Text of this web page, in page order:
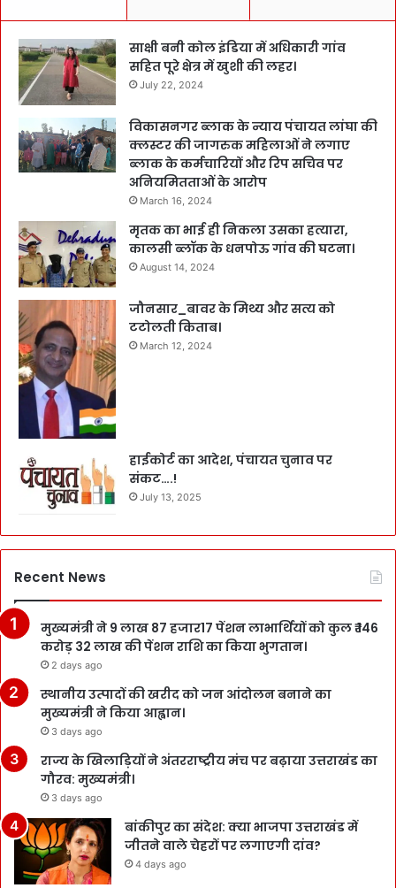
साक्षी बनी कोल इंडिया में अधिकारी गांव
सहित पूरे क्षेत्र में खुशी की लहर।
July 22, 2024
विकासनगर ब्लाक के न्याय पंचायत लांघा की
क्लस्टर की जागरुक महिलाओं ने लगाए
ब्लाक के कर्मचारियों और रिप सचिव पर
अनियमितताओं के आरोप
March 16, 2024
मृतक का भाई ही निकला उसका हत्यारा,
कालसी ब्लॉक के धनपोऊ गांव की घटना।
August 14, 2024
जौनसार_बावर के मिथ्य और सत्य को
टटोलती किताब।
March 12, 2024
हाईकोर्ट का आदेश, पंचायत चुनाव पर
संकट….!
July 13, 2025
Recent News
मुख्यमंत्री ने 9 लाख 87 हजार17 पेंशन लाभार्थियों को कुल ₹ 146
करोड़ 32 लाख की पेंशन राशि का किया भुगतान।
2 days ago
स्थानीय उत्पादों की खरीद को जन आंदोलन बनाने का
मुख्यमंत्री ने किया आह्वान।
3 days ago
राज्य के खिलाड़ियों ने अंतरराष्ट्रीय मंच पर बढ़ाया उत्तराखंड का
गौरव: मुख्यमंत्री।
3 days ago
बांकीपुर का संदेश: क्या भाजपा उत्तराखंड में
जीतने वाले चेहरों पर लगाएगी दांव?
4 days ago